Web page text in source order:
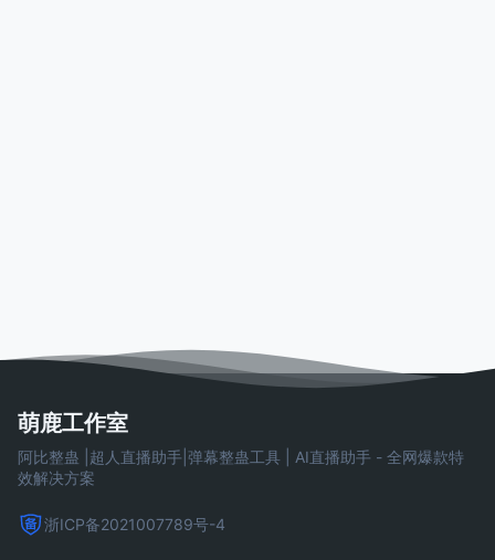
萌鹿工作室
阿比整蛊 |超人直播助手|弹幕整蛊工具 | AI直播助手 - 全网爆款特
效解决方案
浙ICP备2021007789号-4